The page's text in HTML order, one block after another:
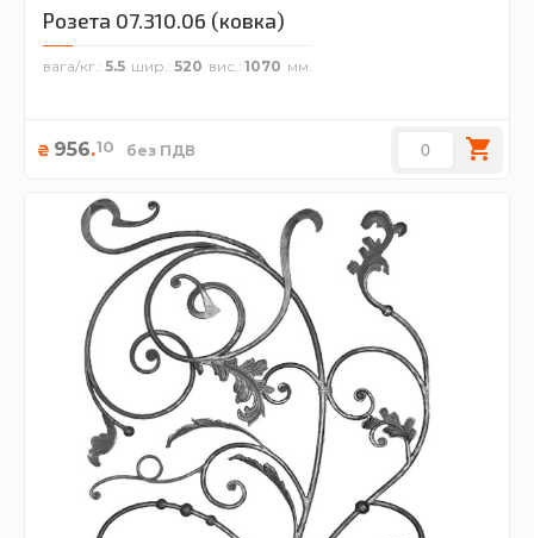
Розета 07.310.06 (ковка)
вага/кг. 5.5 шир. 520 вис. 1070
₴ 956.10 без ПДВ